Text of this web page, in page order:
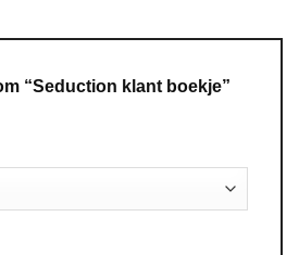
“Seduction klant boekje”